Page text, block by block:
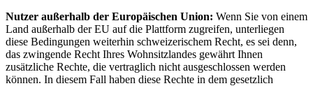
Nutzer außerhalb der Europäischen Union: Wenn Sie von einem
Land außerhalb der EU auf die Plattform zugreifen, unterliegen
diese Bedingungen weiterhin schweizerischem Recht, es sei denn,
das zwingende Recht Ihres Wohnsitzlandes gewährt Ihnen
zusätzliche Rechte, die vertraglich nicht ausgeschlossen werden
können. In diesem Fall haben diese Rechte in dem gesetzlich